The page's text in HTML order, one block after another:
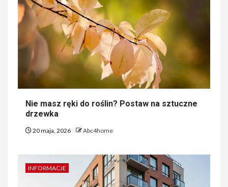
Nie masz ręki do roślin? Postaw na sztuczne
drzewka
20 maja, 2026 Abc4home
INFORMACJE